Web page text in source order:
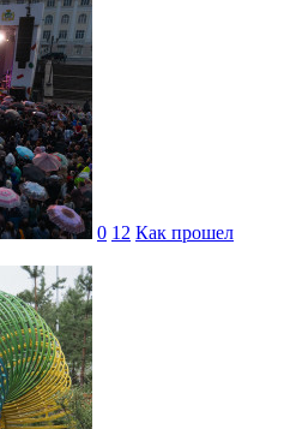
0 12 Как прошел